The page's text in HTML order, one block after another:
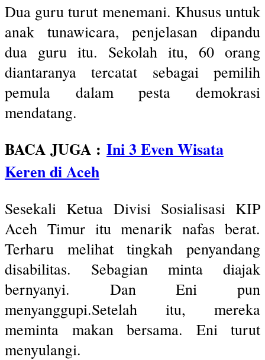
Dua guru turut menemani. Khusus untuk
anak tunawicara, penjelasan dipandu
dua guru itu. Sekolah itu, 60 orang
diantaranya tercatat sebagai pemilih
pemula dalam pesta demokrasi
mendatang.
BACA JUGA : Ini 3 Even Wisata
Keren di Aceh
Sesekali Ketua Divisi Sosialisasi KIP
Aceh Timur itu menarik nafas berat.
Terharu melihat tingkah penyandang
disabilitas. Sebagian minta diajak
bernyanyi. Dan Eni pun
menyanggupi.Setelah itu, mereka
meminta makan bersama. Eni turut
menyulangi.